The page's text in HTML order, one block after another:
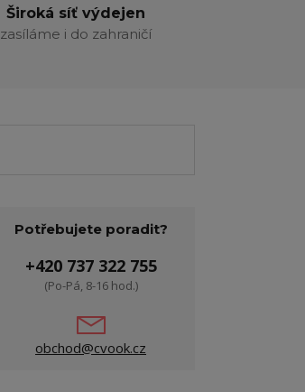
Široká síť výdejen
zasíláme i do zahraničí
Potřebujete poradit?
+420 737 322 755
(Po-Pá, 8-16 hod.)
obchod@cvook.cz